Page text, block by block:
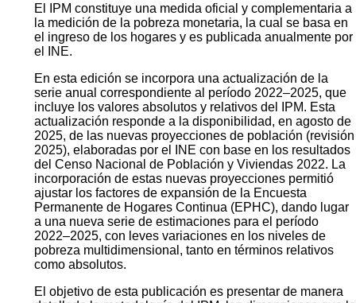
El IPM constituye una medida oficial y complementaria a
la medición de la pobreza monetaria, la cual se basa en
el ingreso de los hogares y es publicada anualmente por
el INE.
En esta edición se incorpora una actualización de la
serie anual correspondiente al período 2022–2025, que
incluye los valores absolutos y relativos del IPM. Esta
actualización responde a la disponibilidad, en agosto de
2025, de las nuevas proyecciones de población (revisión
2025), elaboradas por el INE con base en los resultados
del Censo Nacional de Población y Viviendas 2022. La
incorporación de estas nuevas proyecciones permitió
ajustar los factores de expansión de la Encuesta
Permanente de Hogares Continua (EPHC), dando lugar
a una nueva serie de estimaciones para el período
2022–2025, con leves variaciones en los niveles de
pobreza multidimensional, tanto en términos relativos
como absolutos.
El objetivo de esta publicación es presentar de manera